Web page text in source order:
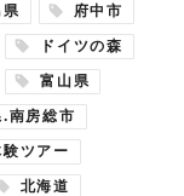
府中市
ドイツの森
富山県
南房総市
ツアー
北海道